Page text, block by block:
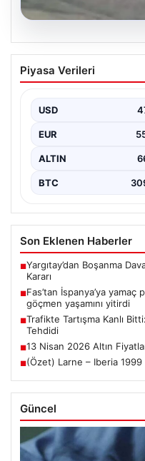
07.08.2026
Fas’tan
geçmeye çalışan
{ "title": "Fas'tan
"content": "Fas ile…
Piyasa Verileri
USD
EUR
ALTIN
BTC
Son Eklenen Haberler
■Yargıtay’dan Boşanma
Kararı
■Fas’tan İspanya’ya
göçmen yaşamını yitirdi
■Trafikte Tartışma Kanlı
Tehdidi
■13 Nisan 2026 Altın
■(Özet) Larne – Iberia 1999
Güncel